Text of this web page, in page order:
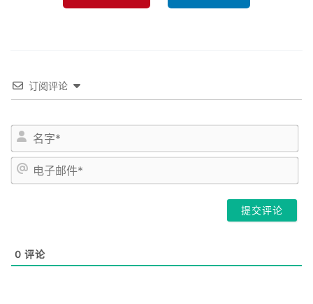
订阅评论
*
0 评论